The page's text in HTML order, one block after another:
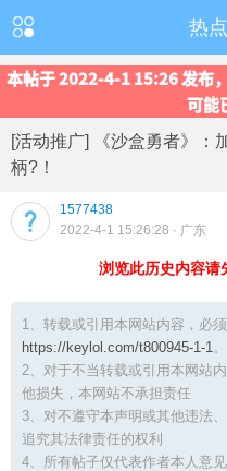
热
本帖于 2022-4-1 15:26 发布
可能
[活动推广] 《沙盒勇者》：
柄?！
1577438
2022-4-1 15:26:28 · 广东
浏览此历史内容请
1、转载或引用本网站内容，必
https://keylol.com/t800945-1-1
2、对于不当转载或引用本网站
他损失，本网站不承担责任
3、对不遵守本声明或其他违法
追究其法律责任的权利
4、所有帖子仅代表作者本人意